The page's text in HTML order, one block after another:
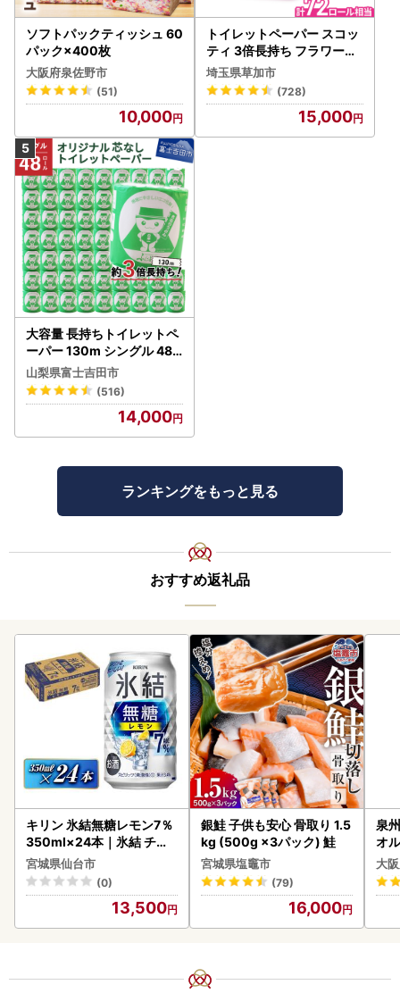
ソフトパックティッシュ 60
パック×400枚
大阪府泉佐野市
(51)
10,000
トイレットペーパー スコッ
ティ 3倍長持ち フラワーパ
ック 4ロール×6P
埼玉県草加市
(728)
15,000
大容量 長持ちトイレットペ
ーパー 130m シングル 48R
芯なし 3倍巻 トイレット
山梨県富士吉田市
(516)
14,000
ランキングをもっと見る
おすすめ返礼品
キリン 氷結無糖レモン7％
350ml×24本｜氷結 チュ
ーハイ 仙台市
宮城県仙台市
(0)
13,500
銀鮭 子供も安心 骨取り 1.5
kg (500g ×3パック) 鮭
宮城県塩竈市
(79)
16,000
泉
オ
大